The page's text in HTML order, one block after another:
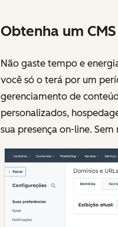
Obtenha um
Não gaste tempo e
você só o terá por um
gerenciamento de
personalizados,
sua presença on-line.